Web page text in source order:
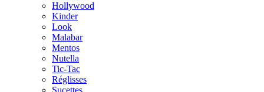
Hollywood
Kinder
Look
Malabar
Mentos
Nutella
Tic-Tac
Réglisses
Sucettes